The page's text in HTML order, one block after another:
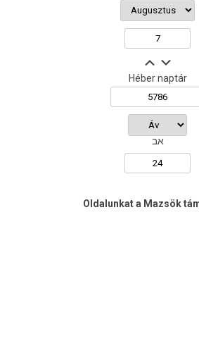
Héber naptár
אב
Oldalunkat a Mazsök